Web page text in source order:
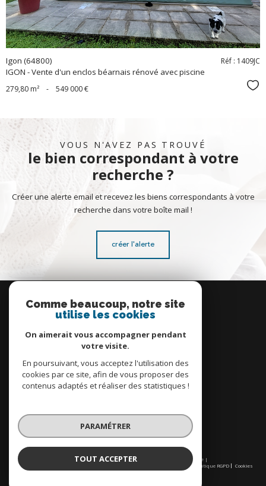
Igon (64800)
IGON - Vente d'un enclos béarnais rénové avec piscine
Réf : 1409JC
279,80 m² - 549 000 €
VOUS N'AVEZ PAS TROUVÉ
le bien correspondant à votre
recherche ?
Créer une alerte email et recevez les biens correspondants à votre
recherche dans votre boîte mail !
créer l'alerte
connecter
espace propriétaire
© 2026 | Tous droits réservés | Traduction powered by Google |
Nos honoraires
Politique RGPD Cookies
Comme beaucoup, notre site
utilise les cookies
On aimerait vous accompagner pendant
votre visite.
En poursuivant, vous acceptez l'utilisation des
cookies par ce site, afin de vous proposer des
contenus adaptés et réaliser des statistiques !
PARAMÉTRER
TOUT ACCEPTER